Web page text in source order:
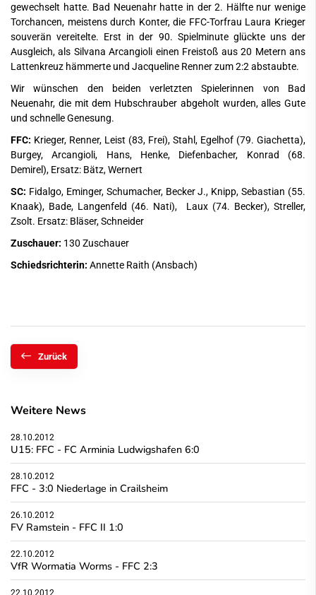
gewechselt hatte. Bad Neuenahr hatte in der 2. Hälfte nur wenige
Torchancen, meistens durch Konter, die FFC-Torfrau Laura Krieger
souverän vereitelte. Erst in der 90. Spielminute glückte uns der
Ausgleich, als Silvana Arcangioli einen Freistoß aus 20 Metern ans
Lattenkreuz hämmerte und Jacqueline Renner zum 2:2 abstaubte.
Wir wünschen den beiden verletzten Spielerinnen von Bad
Neuenahr, die mit dem Hubschrauber abgeholt wurden, alles Gute
und schnelle Genesung.
FFC: Krieger, Renner, Leist (83, Frei), Stahl, Egelhof (79. Giachetta),
Burgey, Arcangioli, Hans, Henke, Diefenbacher, Konrad (68.
Demirel), Ersatz: Bätz, Wernert
SC: Fidalgo, Eminger, Schumacher, Becker J., Knipp, Sebastian (55.
Knaak), Bade, Langenfeld (46. Nati), Laux (74. Becker), Streller,
Zsolt. Ersatz: Bläser, Schneider
Zuschauer: 130 Zuschauer
Schiedsrichterin: Annette Raith (Ansbach)
Zurück
Weitere News
28.10.2012
U15: FFC - FC Arminia Ludwigshafen 6:0
28.10.2012
FFC - 3:0 Niederlage in Crailsheim
26.10.2012
FV Ramstein - FFC II 1:0
22.10.2012
VfR Wormatia Worms - FFC 2:3
22.10.2012